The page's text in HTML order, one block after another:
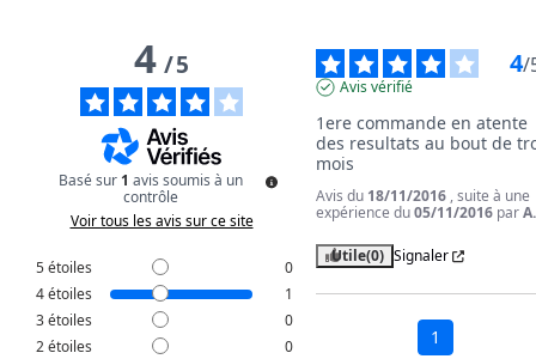
4/5
Basé sur 1 avis soumis à un
contrôle
Voir tous les avis sur ce site
5étoiles
0
4étoiles
1
3étoiles
0
2étoiles
0
4/
Avis vérifié
1ere commande en atente
des resultats au bout de
mois
Avis du 18/11/2016 , suite à une
expérience du05/11/2016 par
Utile(0) Signaler
1